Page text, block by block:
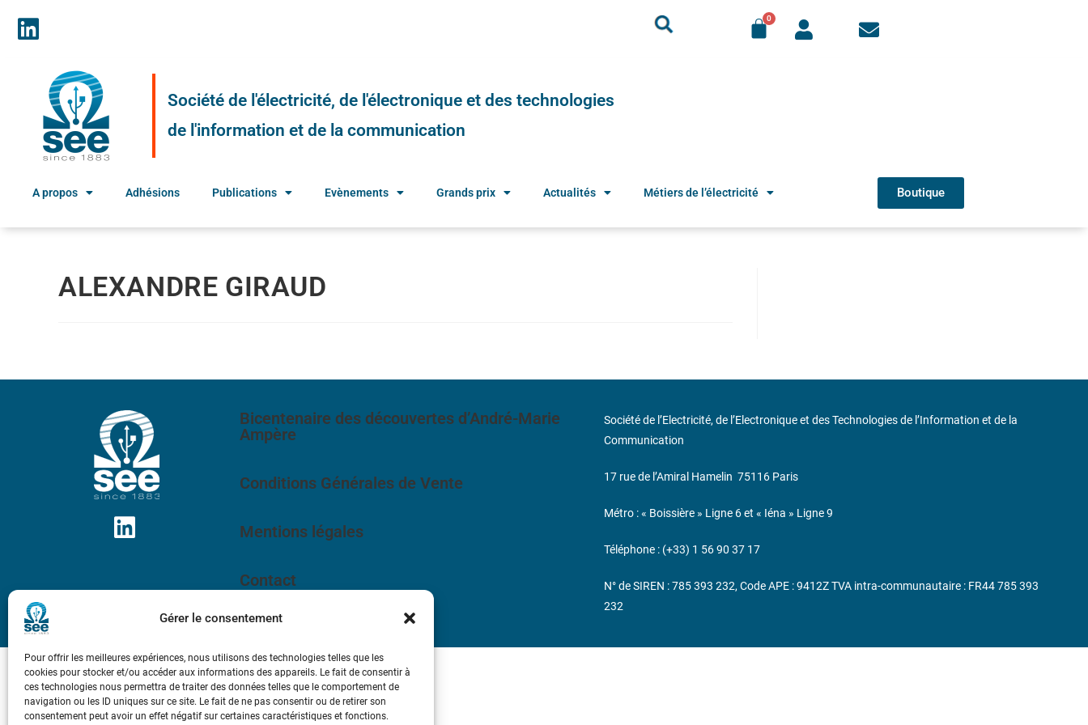
Gérer le consentement
Pour offrir les meilleures expériences, nous utilisons des technologies telles que les
cookies pour stocker et/ou accéder aux informations des appareils. Le fait de consentir à
ces technologies nous permettra de traiter des données telles que le comportement de
navigation ou les ID uniques sur ce site. Le fait de ne pas consentir ou de retirer son
consentement peut avoir un effet négatif sur certaines caractéristiques et fonctions.
Société de l'électricité, de l'électronique et des technologies
de l'information et de la communication
A propos Adhésions Publications Evènements Grands prix Actualités Métiers de l’électricité Boutique
ALEXANDRE GIRAUD
Bicentenaire des découvertes d’André-Marie
Ampère
Conditions Générales de Vente
Mentions légales
Contact
Société de l’Electricité, de l’Electronique et des Technologies de l’Information et de la
Communication
17 rue de l’Amiral Hamelin 75116 Paris
Métro : « Boissière » Ligne 6 et « Iéna » Ligne 9
Téléphone : (+33) 1 56 90 37 17
N° de SIREN : 785 393 232, Code APE : 9412Z TVA intra-communautaire : FR44 785 393
232